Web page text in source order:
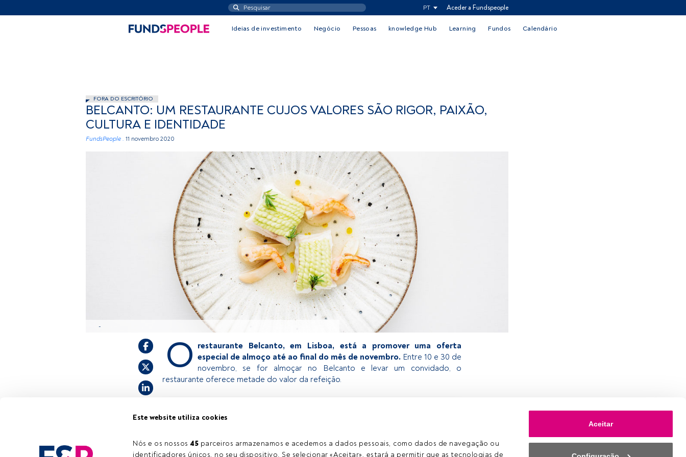
Este website utiliza cookies
Nós e os nossos 45 parceiros armazenamos e acedemos a dados pessoais, como dados de navegação ou
identificadores únicos, no seu dispositivo. Se selecionar «Aceitar», estará a permitir que as tecnologias de
Aceitar
PT Aceder a Fundspeople
Ideias de investimento Negócio Pessoas knowledge Hub Learning Fundos Calendário
FORA DO ESCRITÓRIO
BELCANTO: UM RESTAURANTE CUJOS VALORES SÃO RIGOR, PAIXÃO,
CULTURA E IDENTIDADE
FundsPeople . 11 novembro 2020
-
O restaurante Belcanto, em Lisboa, está a promover uma oferta
especial de almoço até ao final do mês de novembro. Entre 10 e 30 de
novembro, se for almoçar no Belcanto e levar um convidado, o
restaurante oferece metade do valor da refeição.
Este é um artigo exclusivo para os utilizadores registados da FundsPeople. Se já
convidamo-lo a registar-se e a desfrutar de todo o universo que a FundsPeople
oferece.